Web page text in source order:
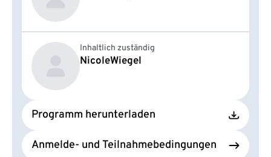
Inhaltlich zuständig
NicoleWiegel
Programm herunterladen
Anmelde- und Teilnahmebedingungen